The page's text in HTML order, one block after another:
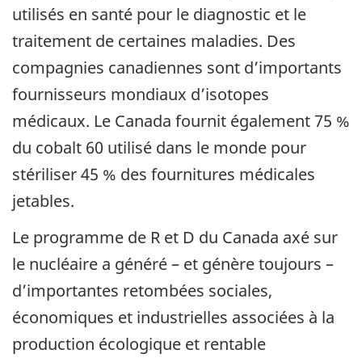
utilisés en santé pour le diagnostic et le
traitement de certaines maladies. Des
compagnies canadiennes sont d’importants
fournisseurs mondiaux d’isotopes
médicaux. Le Canada fournit également 75 %
du cobalt 60 utilisé dans le monde pour
stériliser 45 % des fournitures médicales
jetables.
Le programme de R et D du Canada axé sur
le nucléaire a généré – et génère toujours –
d’importantes retombées sociales,
économiques et industrielles associées à la
production écologique et rentable